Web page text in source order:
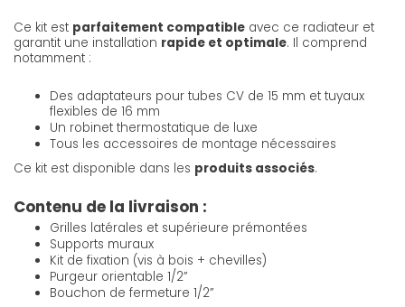
Ce kit est parfaitement compatible avec ce radiateur et
garantit une installation rapide et optimale. Il comprend
notamment :
Des adaptateurs pour tubes CV de 15 mm et tuyaux
flexibles de 16 mm
Un robinet thermostatique de luxe
Tous les accessoires de montage nécessaires
Ce kit est disponible dans les produits associés.
Contenu de la livraison :
Grilles latérales et supérieure prémontées
Supports muraux
Kit de fixation (vis à bois + chevilles)
Purgeur orientable 1/2”
Bouchon de fermeture 1/2”